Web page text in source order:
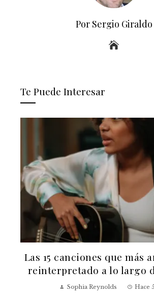
Por Sergio Giraldo
Te Puede Interesar
Las 15 canciones que más
reinterpretado a lo largo
Sophia Reynolds Hace